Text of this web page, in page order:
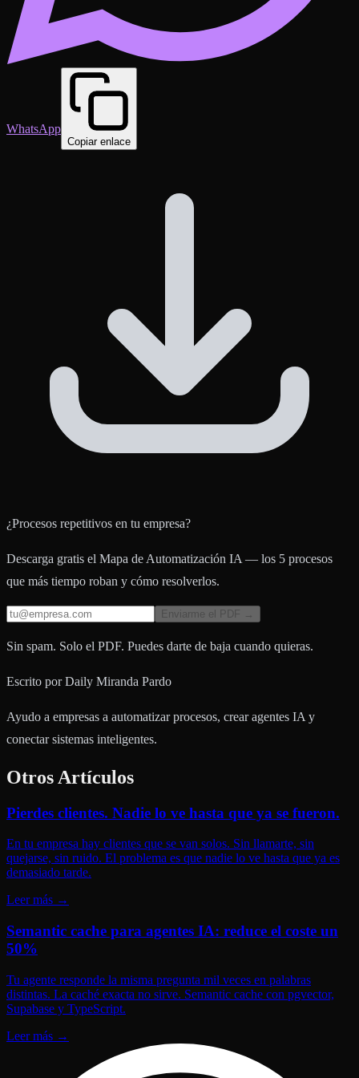
WhatsApp
Copiar enlace
¿Procesos repetitivos en tu empresa?
Descarga gratis el Mapa de Automatización IA — los 5 procesos
que más tiempo roban y cómo resolverlos.
Enviarme el PDF →
Sin spam. Solo el PDF. Puedes darte de baja cuando quieras.
Escrito por Daily Miranda Pardo
Ayudo a empresas a automatizar procesos, crear agentes IA y
conectar sistemas inteligentes.
Otros Artículos
Pierdes clientes. Nadie lo ve hasta que ya se fueron.
En tu empresa hay clientes que se van solos. Sin llamarte, sin
quejarse, sin ruido. El problema es que nadie lo ve hasta que ya es
demasiado tarde.
Leer más →
Semantic cache para agentes IA: reduce el coste un
50%
Tu agente responde la misma pregunta mil veces en palabras
distintas. La caché exacta no sirve. Semantic cache con pgvector,
Supabase y TypeScript.
Leer más →